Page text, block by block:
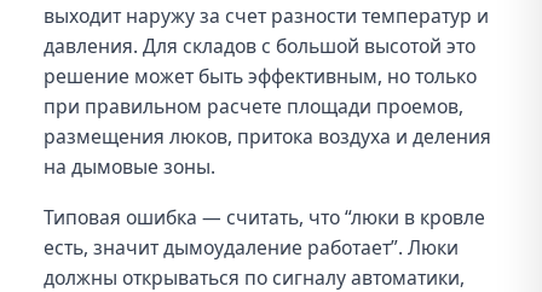
выходит наружу за счет разности температур и
давления. Для складов с большой высотой это
решение может быть эффективным, но только
при правильном расчете площади проемов,
размещения люков, притока воздуха и деления
на дымовые зоны.
Типовая ошибка — считать, что “люки в кровле
есть, значит дымоудаление работает”. Люки
должны открываться по сигналу автоматики,